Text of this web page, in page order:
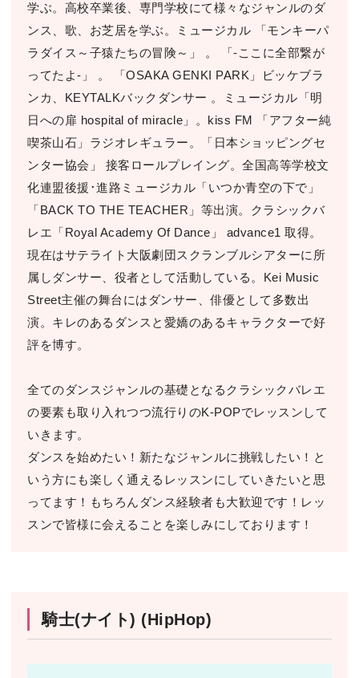
学ぶ。高校卒業後、専門学校にて様々なジャンルのダ
ンス、歌、お芝居を学ぶ。ミュージカル 「モンキーパ
ラダイス～子猿たちの冒険～」 。 「-ここに全部繋が
ってたよ-」 。 「OSAKA GENKI PARK」ビッケブラ
ンカ、KEYTALKバックダンサー 。ミュージカル「明
日への扉 hospital of miracle」。kiss FM 「アフター純
喫茶山石」ラジオレギュラー。「日本ショッピングセ
ンター協会」 接客ロールプレイング。全国高等学校文
化連盟後援･進路ミュージカル「いつか青空の下で」
「BACK TO THE TEACHER」等出演。クラシックバ
レエ「Royal Academy Of Dance」 advance1 取得。
現在はサテライト大阪劇団スクランブルシアターに所
属しダンサー、役者として活動している。Kei Music
Street主催の舞台にはダンサー、俳優として多数出
演。キレのあるダンスと愛嬌のあるキャラクターで好
評を博す。
全てのダンスジャンルの基礎となるクラシックバレエ
の要素も取り入れつつ流行りのK-POPでレッスンして
いきます。
ダンスを始めたい！新たなジャンルに挑戦したい！と
いう方にも楽しく通えるレッスンにしていきたいと思
ってます！もちろんダンス経験者も大歓迎です！レッ
スンで皆様に会えることを楽しみにしております！
騎士(ナイト) (HipHop)